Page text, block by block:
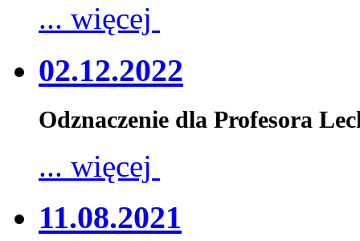
... więcej
02.12.2022
Odznaczenie dla Profesora
... więcej
11.08.2021